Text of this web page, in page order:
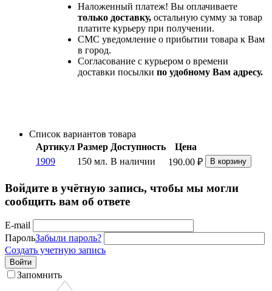
Наложенный платеж! Вы оплачиваете
только доставку, остальную сумму за товар
платите курьеру при получении.
СМС уведомление о прибытии товара к Вам
в город.
Согласование с курьером о времени
доставки посылки по удобному Вам адресу.
Список вариантов товара
Артикул Размер Доступность
Цена
1909
150 мл. В наличии 190.00 ₽ В корзину
Войдите в учётную запись, чтобы мы могли
сообщить вам об ответе
E-mail
ПарольЗабыли пароль?
Создать учетную запись
Войти
Запомнить